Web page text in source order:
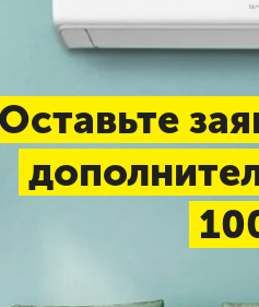
Оставьте